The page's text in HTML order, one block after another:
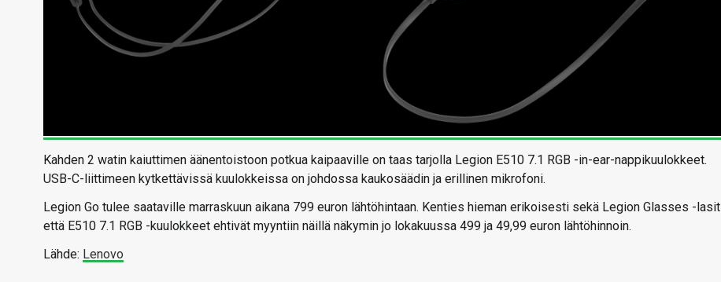
Kahden 2 watin kaiuttimen äänentoistoon potkua kaipaaville on taas tarjolla Legion E510 7.1 RGB -in-ear-nappikuulokkeet.
USB-C-liittimeen kytkettävissä kuulokkeissa on johdossa kaukosäädin ja erillinen mikrofoni.
Legion Go tulee saataville marraskuun aikana 799 euron lähtöhintaan. Kenties hieman erikoisesti sekä Legion Glasses -lasit
että E510 7.1 RGB -kuulokkeet ehtivät myyntiin näillä näkymin jo lokakuussa 499 ja 49,99 euron lähtöhinnoin.
Lähde: Lenovo